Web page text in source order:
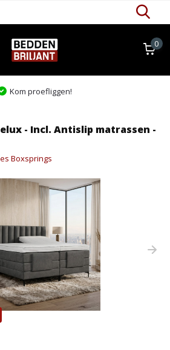
0
van Nederland & België!
- Incl. Antislip matrassen -
Boxsprings